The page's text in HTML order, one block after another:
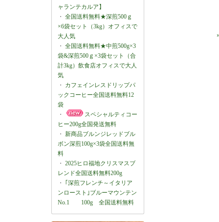
ャランテカルア】
・ 全国送料無料★深煎500ｇ
×6袋セット（3kg）オフィスで
大人気
・ 全国送料無料★中煎500g×3
袋&深煎500ｇ×3袋セット（合
計3kg）飲食店オフィスで大人
気
・ カフェインレスドリップパ
ックコーヒー全国送料無料12
袋
・
スペシャルティコー
ヒー200g全国発送無料
・ 新商品ブルンジレッドブル
ボン深煎100g×3袋全国送料無
料
・ 2025ヒロ福地クリスマスブ
レンド全国送料無料200g
・ ｢深煎フレンチ～イタリア
ンロースト｣ブルーマウンテン
No.1 100g 全国送料無料